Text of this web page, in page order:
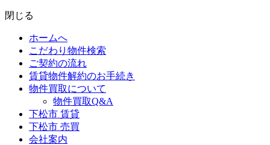
閉じる
ホームへ
こだわり物件検索
ご契約の流れ
賃貸物件解約のお手続き
物件買取について
物件買取Q&A
下松市 賃貸
下松市 売買
会社案内